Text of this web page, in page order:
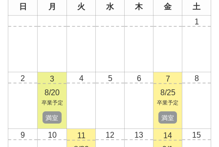
日 月 火 水 木 金
土
1
2
3
8/20
卒業予定
満室
4 5 6
7
8/25
卒業予定
満室
8
9 10
11
12 13
14
15